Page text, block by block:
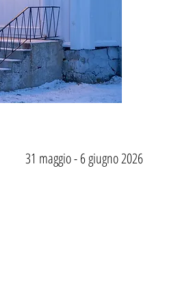
31 maggio - 6 giugno 2026